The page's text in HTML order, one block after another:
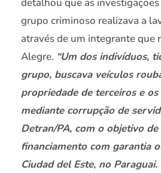
grupo criminoso realizava a
através de um integrante que
Alegre. “Um dos indivíduos,
grupo, buscava veículos
propriedade de terceiros e os
mediante corrupção de
Detran/PA, com o objetivo
financiamento com garantia
Ciudad del Este, no